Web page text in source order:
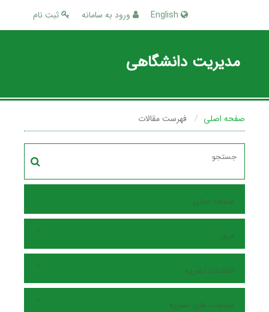
ثبت نام ورود به سامانه
مدیریت دانشگاهی
صفحه اصلی فهرست مقالات
صفحه اصلی
مرور
اطلاعات نشریه
سیاست های نشریه